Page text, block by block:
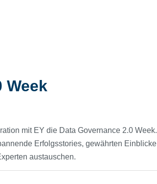
Week
mit EY die Data Governance 2.0 Week.
Erfolgsstories, gewährten Einblicke
austauschen.